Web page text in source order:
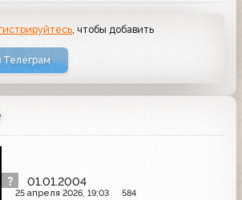
, чтобы добавить
Телеграм
01.01.2004
25 апреля 2026, 19:03 584